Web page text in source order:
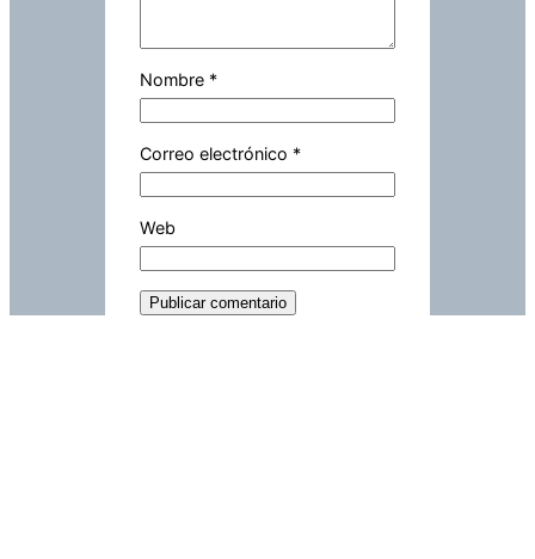
Nombre *
Correo electrónico *
Web